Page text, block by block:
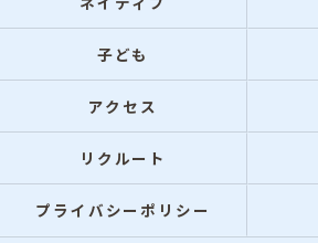
子ども
アクセス
リクルート
プライバシーポリシー